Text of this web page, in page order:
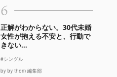
6
正解がわからない。30代未婚
女性が抱える不安と、行動で
きない...
#シングル
by by them 編集部